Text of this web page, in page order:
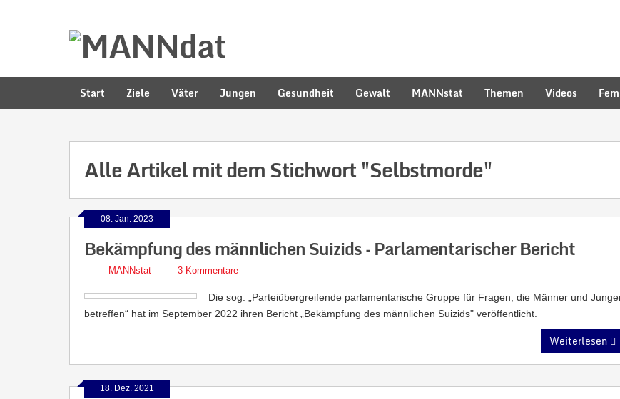
Start Ziele Väter Jungen Gesundheit Gewalt MANNstat Themen Videos
Alle Artikel mit dem Stichwort"Selbstmorde"
08. Jan. 2023
Bekämpfung des männlichen Suizids – Parlamentarischer Bericht
MANNstat 3 Kommentare
Die sog. „Parteiübergreifende parlamentarische Gruppe für Fragen, die Männer und
betreffen“ hat im September 2022 ihren Bericht „Bekämpfung des männlichen Suizids" veröffentlicht.
Weiterlesen
18. Dez. 2021